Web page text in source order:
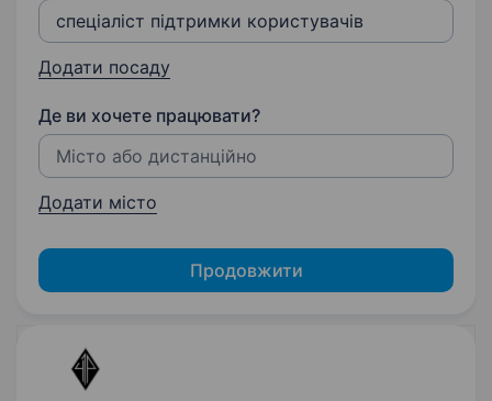
Додати посаду
Де ви хочете працювати?
Додати місто
Продовжити